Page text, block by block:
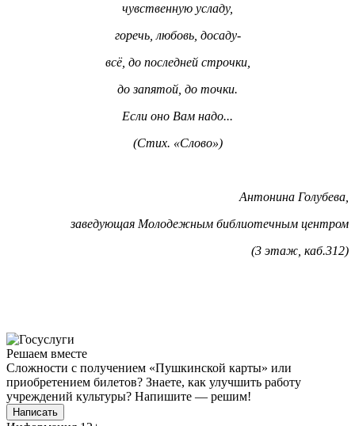
чувственную усладу,
горечь, любовь, досаду-
всё, до последней строчки,
до запятой, до точки.
Если оно Вам надо...
(Стих. «Слово»)
Антонина Голубева,
заведующая Молодежным библиотечным центром
(3 этаж, каб.312)
Решаем вместе
Сложности с получением «Пушкинской карты» или
приобретением билетов? Знаете, как улучшить работу
учреждений культуры? Напишите — решим!
Написать